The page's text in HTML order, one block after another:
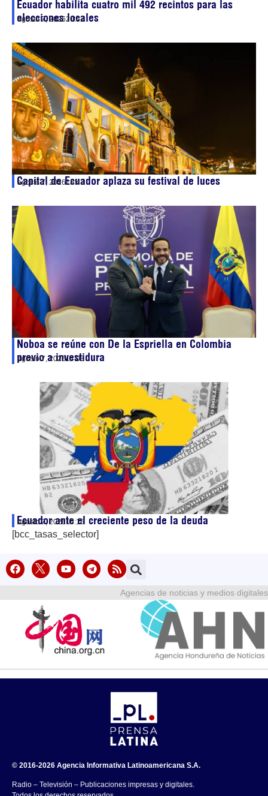
Ecuador habilita cuatro mil 492 recintos para las
elecciones locales
agosto 7, 202620:42
Capital de Ecuador aplaza su festival de luces
agosto 7, 202618:43
Noboa se reúne con De la Espriella en Colombia
previo a investidura
agosto 7, 202617:08
Ecuador ante el creciente peso de la deuda
agosto 7, 202616:15
[bcc_tasas_selector]
Agencias de noticias y medios digitales
© 2016-2026 Agencia Informativa Latinoamericana S.A.
Radio – Televisión – Publicaciones impresas y digitales.